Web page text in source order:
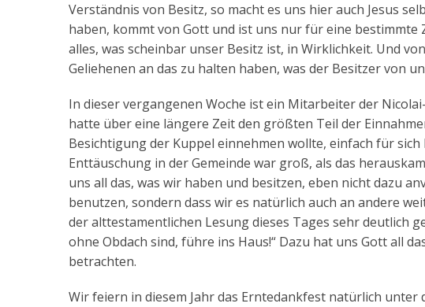
Verständnis von Besitz, so macht es uns hier auch Jesus
haben, kommt von Gott und ist uns nur für eine
alles, was scheinbar unser Besitz ist, in Wirklichkeit. Und
Geliehenen an das zu halten haben, was der Besitzer von
In dieser vergangenen Woche ist ein Mitarbeiter der
hatte über eine längere Zeit den größten Teil der
Besichtigung der Kuppel einnehmen wollte, einfach für
Enttäuschung in der Gemeinde war groß, als das
uns all das, was wir haben und besitzen, eben nicht dazu
benutzen, sondern dass wir es natürlich auch an andere
der alttestamentlichen Lesung dieses Tages sehr deutlich
ohne Obdach sind, führe ins Haus!“ Dazu hat uns Gott all
betrachten.
Wir feiern in diesem Jahr das Erntedankfest natürlich unter